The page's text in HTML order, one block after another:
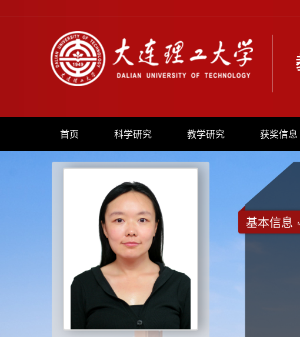
首页 科学研究 教学研究 获奖信息
基本信息